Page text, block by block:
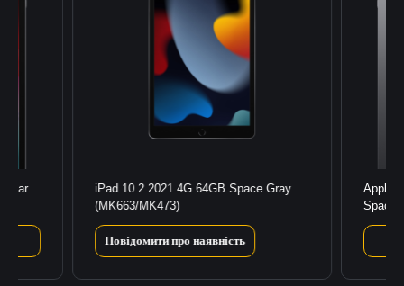
iPad 10.2 2021 4G 64GB Space Gray
(MK663/MK473)
Повідомити про наявність
Apple
Space